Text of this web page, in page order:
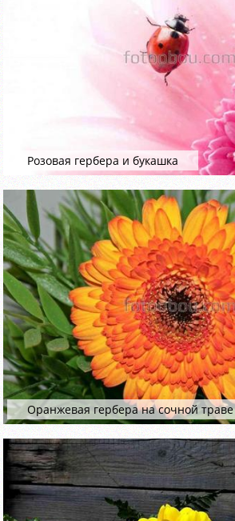
Розовая гербера и букашка
Оранжевая гербера на сочной траве